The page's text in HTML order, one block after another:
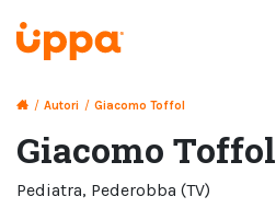
/ Autori / Giacomo Toffol
Giacomo Toffol
pediatra, Pederobba (TV)